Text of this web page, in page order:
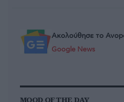
Ακολούθησε το
Google News
MOOD OF THE DAY